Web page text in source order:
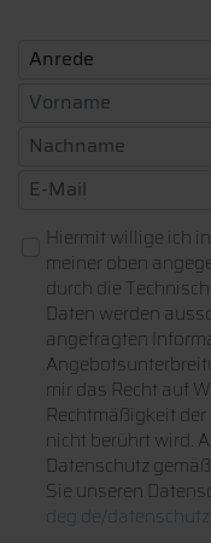
Hiermit willige ich
meiner oben
durch die
Daten werden
angefragten
mir das Recht auf
Rechtmäßigkeit
nicht berührt wird.
Datenschutz
Sie unseren
deg.de/datenschutz